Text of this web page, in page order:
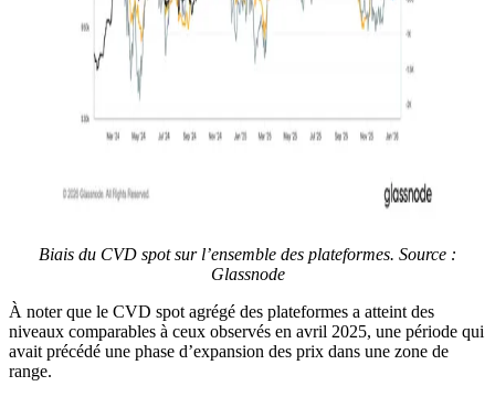
Biais du CVD spot sur l’ensemble des plateformes. Source :
Glassnode
À noter que le CVD spot agrégé des plateformes a atteint des
niveaux comparables à ceux observés en avril 2025, une période qui
avait précédé une phase d’expansion des prix dans une zone de
range.